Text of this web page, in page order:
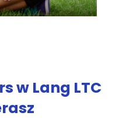
w Lang LTC